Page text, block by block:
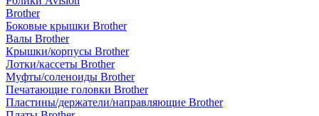
Brother
Боковые крышки Brother
Валы Brother
Крышки/корпусы Brother
Лотки/кассеты Brother
Муфты/соленоиды Brother
Печатающие головки Brother
Пластины/держатели/направляющие Brother